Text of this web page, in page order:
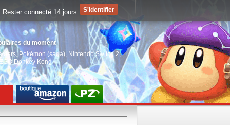
du moment
, Pokémon (saga) Nintendo Switch 2,
Donkey Kong
Rester connecté 14 jours